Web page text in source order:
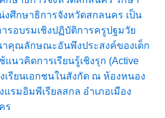
งศึกษาธิการจังหวัดสกลนคร เป็น
รอบรมเชิงปฏิบัติการครูปฐมวัย
คุณลักษณะอันพึงประสงค์ของเด็ก
แนวคิดการเรียนรู้เชิงรุก (Active
งเรียนเอกชนในสังกัด ณ ห้องหนอง
แรมอิมพีเรียลสกล อำเภอเมือง
ร